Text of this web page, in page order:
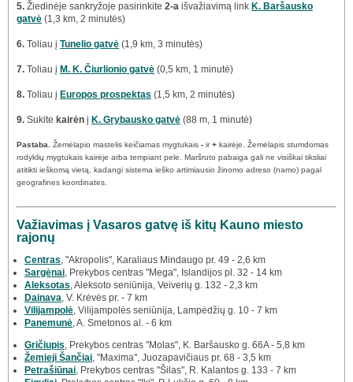
5. Žiedinėje sankryžoje pasirinkite 2-a išvažiavimą link K. Baršausko
gatvė (1,3 km, 2 minutės)
6. Toliau į Tunelio gatvė (1,9 km, 3 minutės)
7. Toliau į M. K. Čiurlionio gatvė (0,5 km, 1 minutė)
8. Toliau į Europos prospektas (1,5 km, 2 minutės)
9. Sukite kairėn į K. Grybausko gatvė (88 m, 1 minutė)
Pastaba. Žemėlapio mastelis keičiamas mygtukais - ir+ kairėje. Žemėlapis stumdomas
rodyklių mygtukais kairėje arba tempiant pele. Maršruto pabaiga gali ne visiškai tiksliai
atitikti ieškomą vietą, kadangi sistema ieško artimiausio žinomo adreso (namo) pagal
geografines koordinates.
Važiavimas į Vasaros gatvę iš kitų Kauno miesto
rajonų
Centras , "Akropolis", Karaliaus Mindaugo pr. 49 - 2,6 km
Sargėnai , Prekybos centras "Mega", Islandijos pl. 32 - 14 km
Aleksotas , Aleksoto seniūnija, Veiverių g. 132 - 2,3 km
Dainava , V. Krėvės pr. - 7 km
Vilijampolė , Vilijampolės seniūnija, Lampėdžių g. 10 - 7 km
Panemunė , A. Smetonos al. - 6 km
Gričiupis , Prekybos centras "Molas", K. Baršausko g. 66A - 5,8 km
Žemieji Šančiai , "Maxima", Juozapavičiaus pr. 68 - 3,5 km
Petrašiūnai , Prekybos centras "Šilas", R. Kalantos g. 133 - 7 km